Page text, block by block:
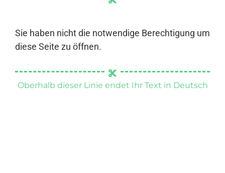
Sie haben nicht die notwendige Berechtigung um
diese Seite zu öffnen.
Oberhalb dieser Linie endet Ihr Text in Deutsch